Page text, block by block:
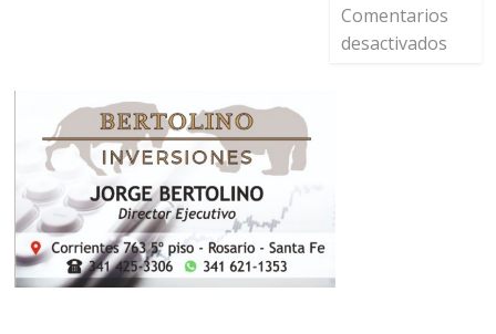
Comentarios
desactivados